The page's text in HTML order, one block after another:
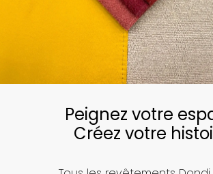
Peignez votre
Créez votre